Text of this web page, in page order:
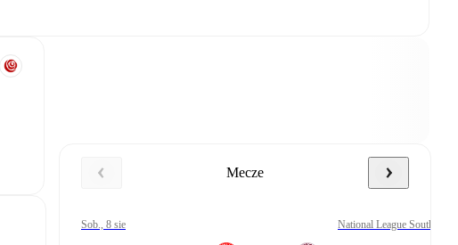
Mecze
sob., 8 sie National League South